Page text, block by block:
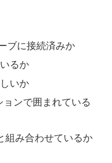
ブに接続済みか
るか
いか
ョンで囲まれている
組み合わせているか